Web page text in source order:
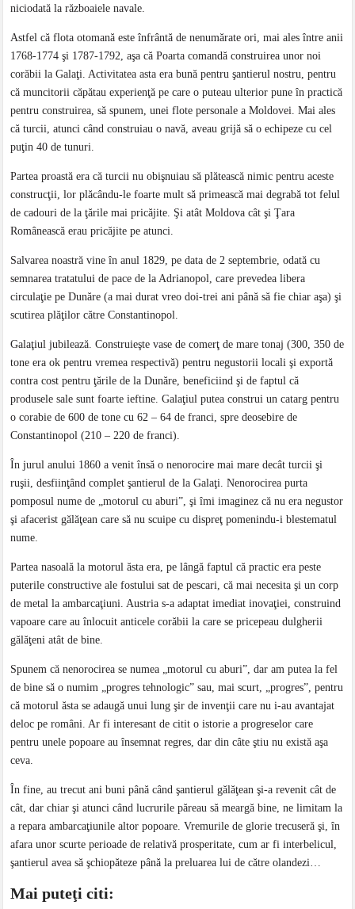
niciodată la războaiele navale.
Astfel că flota otomană este înfrântă de nenumărate ori, mai ales între anii
1768-1774 şi 1787-1792, aşa că Poarta comandă construirea unor noi
corăbii la Galaţi. Activitatea asta era bună pentru şantierul nostru, pentru
că muncitorii căpătau experienţă pe care o puteau ulterior pune în practică
pentru construirea, să spunem, unei flote personale a Moldovei. Mai ales
că turcii, atunci când construiau o navă, aveau grijă să o echipeze cu cel
puţin 40 de tunuri.
Partea proastă era că turcii nu obişnuiau să plătească nimic pentru aceste
construcţii, lor plăcându-le foarte mult să primească mai degrabă tot felul
de cadouri de la ţările mai pricăjite. Şi atât Moldova cât şi Ţara
Românească erau pricăjite pe atunci.
Salvarea noastră vine în anul 1829, pe data de 2 septembrie, odată cu
semnarea tratatului de pace de la Adrianopol, care prevedea libera
circulaţie pe Dunăre (a mai durat vreo doi-trei ani până să fie chiar aşa) şi
scutirea plăţilor către Constantinopol.
Galaţiul jubilează. Construieşte vase de comerţ de mare tonaj (300, 350 de
tone era ok pentru vremea respectivă) pentru negustorii locali şi exportă
contra cost pentru ţările de la Dunăre, beneficiind şi de faptul că
produsele sale sunt foarte ieftine. Galaţiul putea construi un catarg pentru
o corabie de 600 de tone cu 62 – 64 de franci, spre deosebire de
Constantinopol (210 – 220 de franci).
În jurul anului 1860 a venit însă o nenorocire mai mare decât turcii şi
ruşii, desfiinţând complet şantierul de la Galaţi. Nenorocirea purta
pomposul nume de „motorul cu aburi”, şi îmi imaginez că nu era negustor
şi afacerist gălăţean care să nu scuipe cu dispreţ pomenindu-i blestematul
nume.
Partea nasoală la motorul ăsta era, pe lângă faptul că practic era peste
puterile constructive ale fostului sat de pescari, că mai necesita şi un corp
de metal la ambarcaţiuni. Austria s-a adaptat imediat inovaţiei, construind
vapoare care au înlocuit anticele corăbii la care se pricepeau dulgherii
gălăţeni atât de bine.
Spunem că nenorocirea se numea „motorul cu aburi”, dar am putea la fel
de bine să o numim „progres tehnologic” sau, mai scurt, „progres”, pentru
că motorul ăsta se adaugă unui lung şir de invenţii care nu i-au avantajat
deloc pe români. Ar fi interesant de citit o istorie a progreselor care
pentru unele popoare au însemnat regres, dar din câte ştiu nu există aşa
ceva.
În fine, au trecut ani buni până când şantierul gălăţean şi-a revenit cât de
cât, dar chiar şi atunci când lucrurile păreau să meargă bine, ne limitam la
a repara ambarcaţiunile altor popoare. Vremurile de glorie trecuseră şi, în
afara unor scurte perioade de relativă prosperitate, cum ar fi interbelicul,
şantierul avea să şchiopăteze până la preluarea lui de către olandezi…
Mai puteţi citi: